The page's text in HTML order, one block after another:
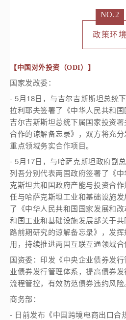
NO.2
政策环境
【中国对外投资（ODI）】
国家发改委：
- 5月18日，与吉尔吉斯斯坦总统
拉利耶夫签署了《中华人民共和
吉尔吉斯斯坦总统下属国家投资
合作的谅解备忘录》，双方将充
重点领域务实合作项目。
- 5月17日，与哈萨克斯坦政府副
列吾分别代表两国政府签署了《
克斯坦共和国政府产能与投资合
任与哈萨克斯坦工业和基础设施
了《中华人民共和国国家发展和
和国工业和基础设施发展部关于
路前期研究的谅解备忘录》，发
用，持续推进两国互联互通领域合
国资委：印发《中央企业债券发
业债券发行管理体系，提高债券
流程管控，有效防范债券违约风险
商务部：
- 日前发布《中国跨境电商出口合